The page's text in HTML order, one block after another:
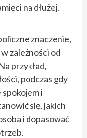
na dłużej.
znaczenie,
zależności od
przykład,
podczas gdy
i
się, jakich
i dopasować